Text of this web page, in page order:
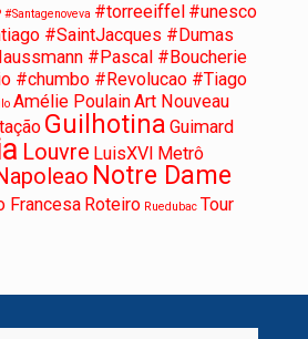
#Santagenoveva #torreeiffel #unesco
#SaintJacques #Dumas
#Pascal #Boucherie
#chumbo #Revolucao #Tiago
Amélie PoulainArt Nouveau
Guilhotina Guimard
Louvre LuisXVI Metrô
Notre Dame
Francesa Roteiro Ruedubac Tour